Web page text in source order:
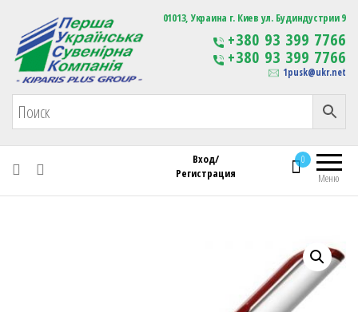
Первая Украинская Сувенирная Компания Изготовление
сувенирной продукции
с логотипом
01013, Украина г. Киев ул. Будиндустрии 9
+380 93 399 7766
+380 93 399 7766
1pusk@ukr.net
Меню
0
Вход/
Регистрация